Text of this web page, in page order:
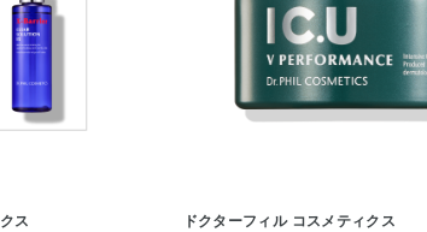
ス ドクターフィル コスメティクス